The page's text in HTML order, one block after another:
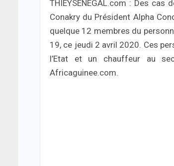
THIEYSENEGAL.com : Des
Conakry du Président Alpha
quelque 12 membres du
19, ce jeudi 2 avril 2020. Ces
l’Etat et un chauffeur au
Africaguinee.com.